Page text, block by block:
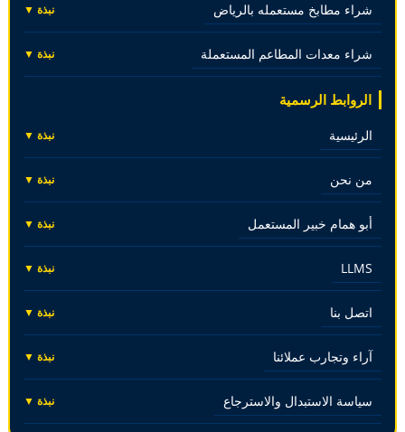
شراء مطابخ مستعمله بالرياض نبذة ▼
شراء معدات المطاعم المستعملة نبذة ▼
الروابط الرسمية
الرئيسية نبذة ▼
من نحن نبذة ▼
أبو همام خبير المستعمل نبذة ▼
LLMS نبذة ▼
اتصل بنا نبذة ▼
آراء وتجارب عملائنا نبذة ▼
سياسة الاستبدال والاسترجاع نبذة ▼